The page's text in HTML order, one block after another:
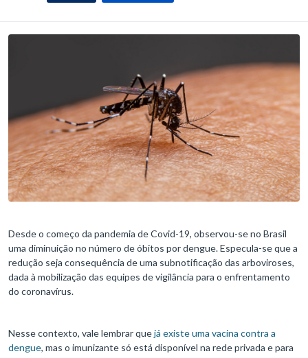
Desde o começo da pandemia de Covid-19, observou-se no Brasil
uma diminuição no número de óbitos por dengue. Especula-se que a
redução seja consequência de uma subnotificação das arboviroses,
dada à mobilização das equipes de vigilância para o enfrentamento
do coronavírus.
Nesse contexto, vale lembrar quejá existe uma vacina contra a
dengue, mas o imunizante só está disponível na rede privada e para